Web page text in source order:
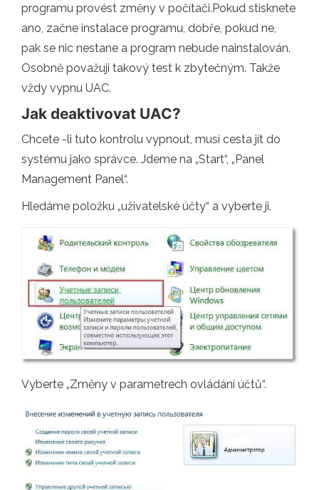
programu provést změny v počítači.Pokud stisknete
ano, začne instalace programu, dobře, pokud ne,
pak se nic nestane a program nebude nainstalován.
Osobně považuji takový test k zbytečným. Takže
vždy vypnu UAC.
Jak deaktivovat UAC?
Chcete -li tuto kontrolu vypnout, musí cesta jít do
systému jako správce. Jdeme na „Start“, „Panel
Management Panel“.
Hledáme položku „uživatelské účty“ a vyberte ji.
Vyberte „Změny v parametrech ovládání účtů“.